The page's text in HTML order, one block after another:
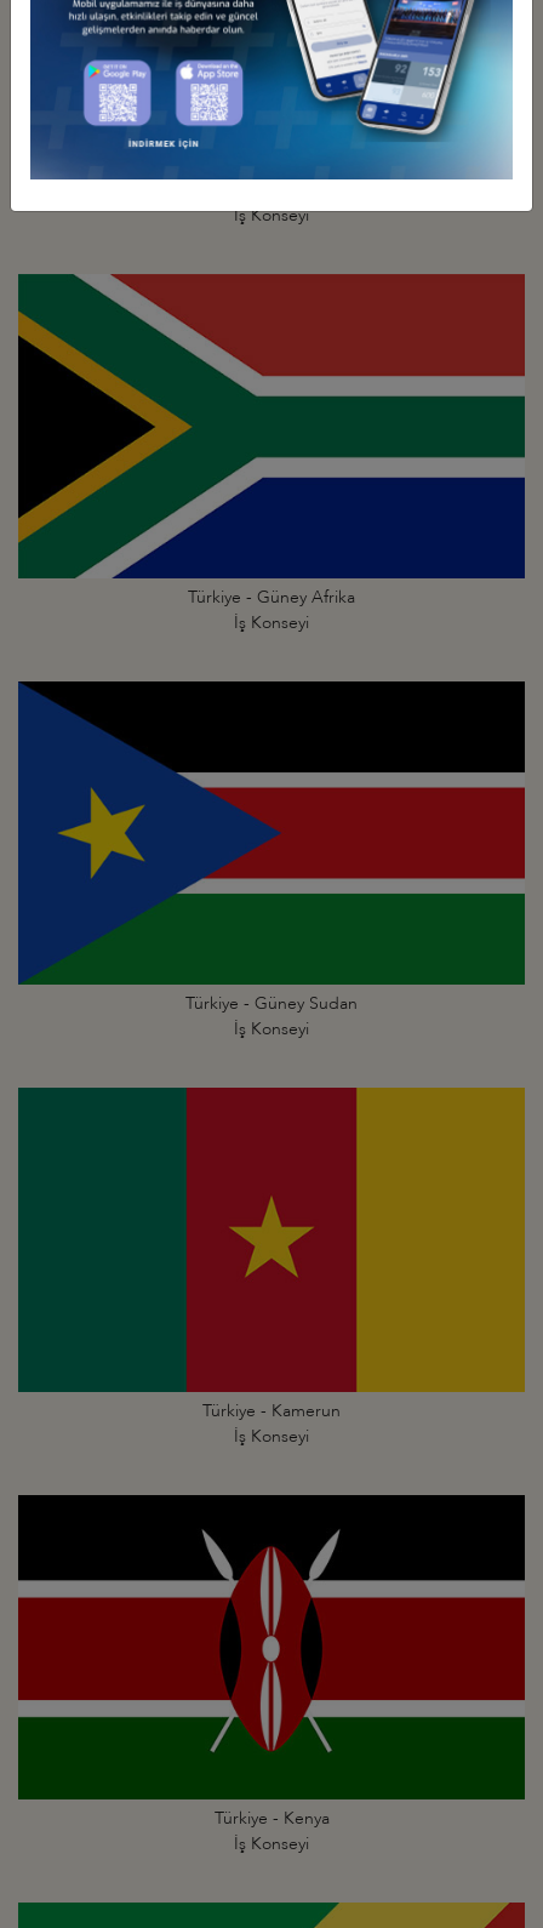
İş Konseyi
Türkiye - Güney Afrika
İş Konseyi
Türkiye - Güney Sudan
İş Konseyi
Türkiye - Kamerun
İş Konseyi
Türkiye - Kenya
İş Konseyi